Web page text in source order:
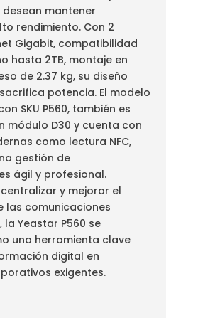
mantener
rendimiento. Con 2
Gigabit, compatibilidad
hasta 2TB, montaje en
de 2.37 kg, su diseño
potencia. El modelo
SKU P560, también es
módulo D30 y cuenta con
como lectura NFC,
gestión de
ágil y profesional.
y mejorar el
las comunicaciones
Yeastar P560 se
una herramienta clave
digital en
exigentes.